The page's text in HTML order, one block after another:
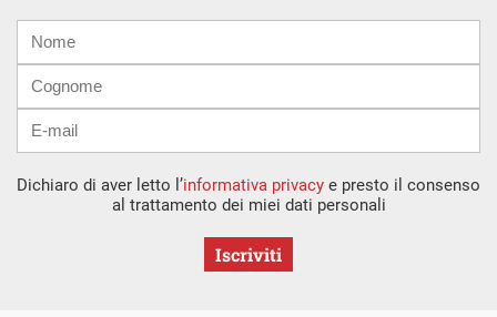
mail
Dichiaro di aver letto l’informativa privacy e presto il consenso
al trattamento dei miei dati personali
Iscriviti